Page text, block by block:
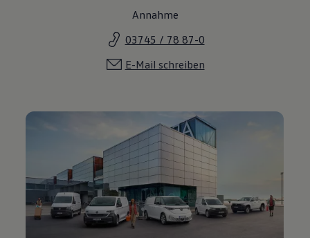
Annahme
03745 / 78 87-0
E-Mail schreiben